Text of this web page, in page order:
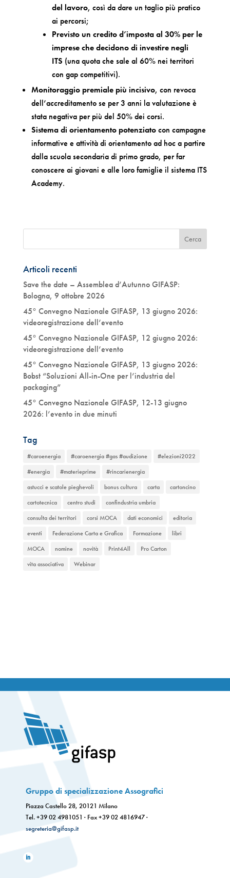
del lavoro, così da dare un taglio più pratico
ai percorsi;
Previsto un credito d’imposta al 30% per le
imprese che decidono di investire negli
ITS (una quota che sale al 60% nei territori
con gap competitivi).
Monitoraggio premiale più incisivo, con revoca
dell’accreditamento se per 3 anni la valutazione è
stata negativa per più del 50% dei corsi.
Sistema di orientamento potenziatocon campagne
informative e attività di orientamento ad hoc a partire
dalla scuola secondaria di primo grado, per far
conoscere ai giovani e alle loro famiglie il sistema ITS
Academy.
Articoli recenti
Save the date – Assemblea d’Autunno GIFASP:
Bologna, 9 ottobre 2026
45° Convegno Nazionale GIFASP, 13 giugno 2026:
videoregistrazione dell’evento
45° Convegno Nazionale GIFASP, 12 giugno 2026:
videoregistrazione dell’evento
45° Convegno Nazionale GIFASP, 13 giugno 2026:
Bobst “Soluzioni All-in-One per l’industria del
packaging”
45° Convegno Nazionale GIFASP, 12-13 giugno
2026: l’evento in due minuti
Tag
#caroenergia #caroenergia #gas #audizione
#elezioni2022
#energia
#materieprime
#rincarienergia
astucci e scatole pieghevoli
bonus cultura carta
cartoncino
cartotecnica
centro studi
confindustria umbria
consulta dei territori
corsi MOCA dati economici
editoria
eventi
Federazione Carta e Grafica Formazione
libri
MOCA
nomine novità Print4All
Pro Carton
vita associativa
Webinar
Gruppo di specializzazione Assografici
Piazza Castello 28, 20121 Milano
Tel. +39 02 4981051 · Fax +39 02 4816947 ·
segreteria@gifasp.it